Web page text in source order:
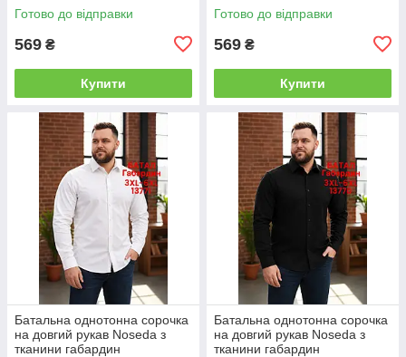
Готово до відправки
569 ₴
Купити
Готово до відправки
569 ₴
Купити
Батальна однотонна сорочка
на довгий рукав Noseda з
тканини габардин
Батальна однотонна сорочка
на довгий рукав Noseda з
тканини габардин